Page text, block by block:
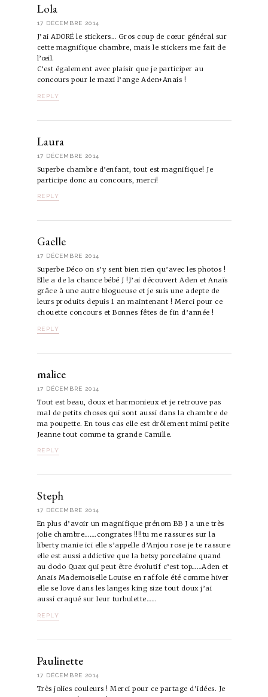
Lola
17 DÉCEMBRE 2014
J’ai ADORÉ le stickers… Gros coup de cœur général sur
cette magnifique chambre, mais le stickers me fait de
l’œil.
C’est également avec plaisir que je participer au
concours pour le maxi l’ange Aden+Anais !
REPLY
Laura
17 DÉCEMBRE 2014
Superbe chambre d’enfant, tout est magnifique! Je
participe donc au concours, merci!
REPLY
Gaelle
17 DÉCEMBRE 2014
Superbe Déco on s’y sent bien rien qu’avec les photos !
Elle a de la chance bébé J !J’ai découvert Aden et Anaïs
grâce à une autre blogueuse et je suis une adepte de
leurs produits depuis 1 an maintenant ! Merci pour ce
chouette concours et Bonnes fêtes de fin d’année !
REPLY
malice
17 DÉCEMBRE 2014
Tout est beau, doux et harmonieux et je retrouve pas
mal de petits choses qui sont aussi dans la chambre de
ma poupette. En tous cas elle est drôlement mimi petite
Jeanne tout comme ta grande Camille.
REPLY
Steph
17 DÉCEMBRE 2014
En plus d’avoir un magnifique prénom BB J a une très
jolie chambre…….congrates !!!!tu me rassures sur la
liberty manie ici elle s’appelle d’Anjou rose je te rassure
elle est aussi addictive que la betsy porcelaine quand
au dodo Quax qui peut être évolutif c’est top……Aden et
Anais Mademoiselle Louise en raffole été comme hiver
elle se love dans les langes king size tout doux j’ai
aussi craqué sur leur turbulette……
REPLY
Paulinette
17 DÉCEMBRE 2014
Très jolies couleurs ! Merci pour ce partage d’idées. Je